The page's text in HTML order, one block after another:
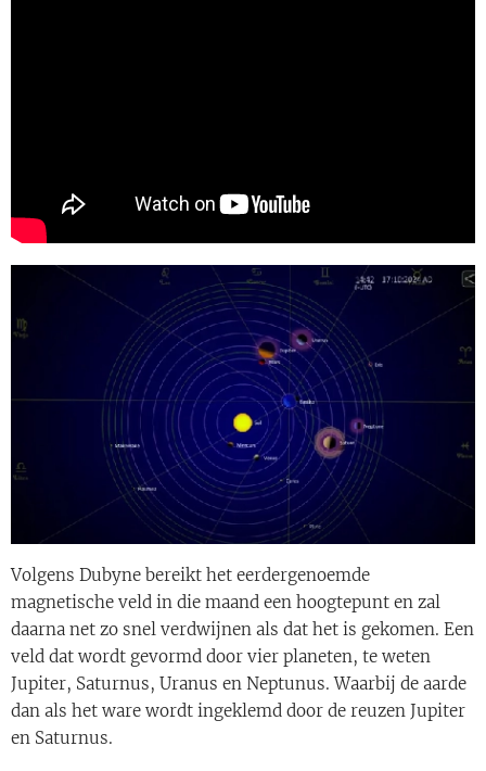
Volgens Dubyne bereikt het eerdergenoemde
magnetische veld in die maand een hoogtepunt en zal
daarna net zo snel verdwijnen als dat het is gekomen. Een
veld dat wordt gevormd door vier planeten, te weten
Jupiter, Saturnus, Uranus en Neptunus. Waarbij de aarde
dan als het ware wordt ingeklemd door de reuzen Jupiter
en Saturnus.